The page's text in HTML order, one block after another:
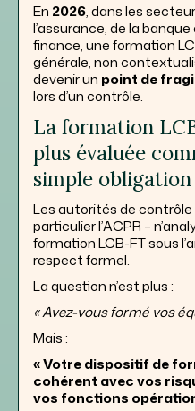
En 2026, dans les
l’assurance, de la
finance, une formation
générale, non
devenir un point de
lors d’un contrôle.
La formation
plus évaluée
simple obligation
Les autorités de contrôle
particulier l’ACPR –
formation LCB-FT sous
respect formel.
La question n’est plus :
« Avez-vous formé vos
Mais :
« Votre dispositif de
cohérent avec vos
vos fonctions